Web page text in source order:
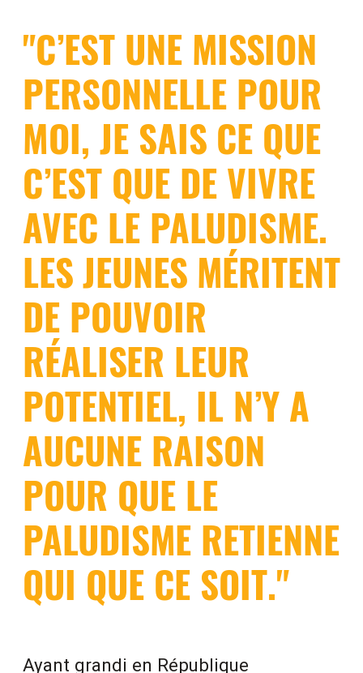
"C’EST UNE MISSION
PERSONNELLE POUR
MOI, JE SAIS CE QUE
C’EST QUE DE VIVRE
AVEC LE PALUDISME.
LES JEUNES MÉRITENT
DE POUVOIR
RÉALISER LEUR
POTENTIEL, IL N’Y A
AUCUNE RAISON
POUR QUE LE
PALUDISME RETIENNE
QUI QUE CE SOIT."
Ayant grandi en République